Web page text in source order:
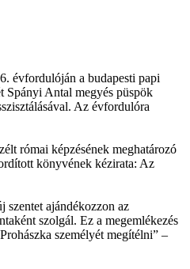
évfordulóján a budapesti papi
Spányi Antal megyés püspök
Az évfordulóra
római képzésének meghatározó
könyvének kézirata: Az
szentet ajándékozzon az
szolgál. Ez a megemlékezés
személyét megítélni” –